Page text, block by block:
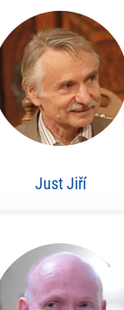
Just Jiří